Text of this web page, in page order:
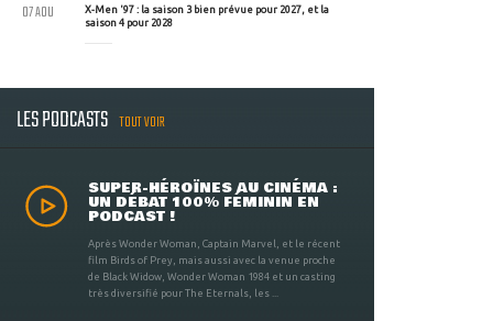
X-Men '97 : la saison 3 bien prévue pour 2027, et la
saison 4 pour 2028
07 AOU
LES PODCASTS TOUT VOIR
SUPER-HÉROÏNES AU CINÉMA :
UN DÉBAT 100% FÉMININ EN
PODCAST !
Après Wonder Woman, Captain Marvel, et le récent
film Birds of Prey, mais aussi avec la venue proche
de Black Widow, Wonder Woman 1984 et un casting
très diversifié pour The Eternals, les ...